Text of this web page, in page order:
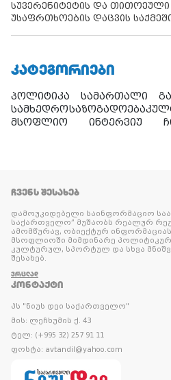
სუვერენიტეტის და
უსაფრთხოების დაცვის
ᲙᲐᲢᲔᲒᲝᲠᲘᲔᲑᲘ
პოლიტიკა სამართალი
სამხედროსაზოგადოება
მსოფლიო
ინტერვიუ
ᲩᲕᲔᲜᲡ ᲨᲔᲡᲐᲮᲔᲑ
დამოუკიდებელი საინფორმაციო
საქართველო” მუშაობს რეალურ
ამომწურავ, ობიექტურ
მსოფლიოში მიმდინარე
კულტურულ, სპორტულ და სხვა
შესახებ.
ᲕᲠᲪᲚᲐᲓ
ᲙᲝᲜᲢᲐᲥᲢᲘ
პს "ნიუს დეი საქართველო"
მის: ლეჩხუმის ქ. 43
ტელ: (+995 32) 257 91 11
ფოსტა: avtandil@yahoo.com